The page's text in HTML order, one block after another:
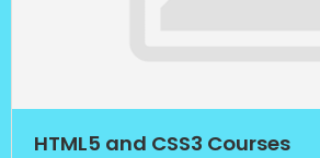
HTML5 and CSS3 Courses